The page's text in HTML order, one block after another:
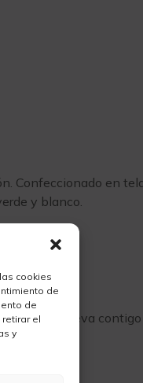
cookies
de
de
el
y
Confeccionado en
y blanco.
el tuyo y lleva